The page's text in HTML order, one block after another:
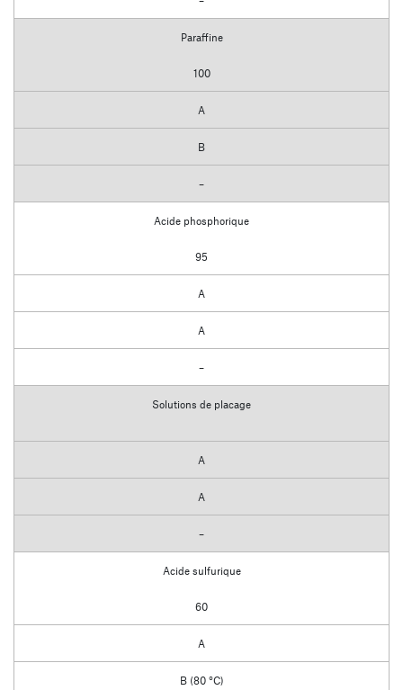
Paraffine
100
A
B
–
Acide phosphorique
95
A
A
–
Solutions de placage
A
A
–
Acide sulfurique
60
A
B (80 °C)